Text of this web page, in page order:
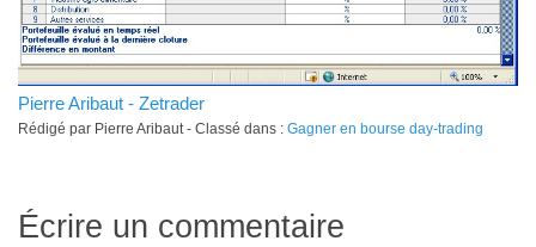
Pierre Aribaut - Zetrader
Rédigé par Pierre Aribaut - Classé dans : Gagner en bourse day-trading
Écrire un commentaire